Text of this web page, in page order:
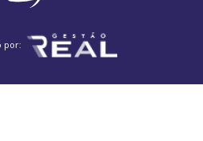
por: